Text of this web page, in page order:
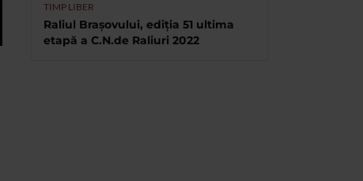
TIMP LIBER
Raliul Brașovului, ediția 51 ultima
etapă a C.N.de Raliuri 2022